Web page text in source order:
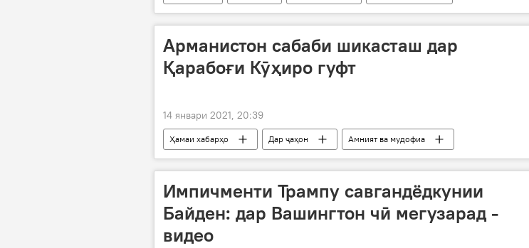
Арманистон сабаби шикасташ дар
Қарабоғи Кӯҳиро гуфт
14 январи 2021, 20:39
Ҳамаи хабарҳо Дар ҷаҳон Амният ва мудофиа
Импичменти Трампу савгандёдкунии
Байден: дар Вашингтон чӣ мегузарад -
видео